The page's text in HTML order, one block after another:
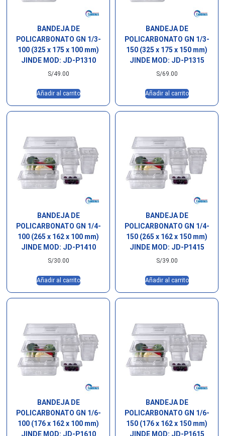
BANDEJA DE
POLICARBONATO GN 1/3-
100 (325 x 175 x 100 mm)
JINDE MOD: JD-P1310
S/49.00
Añadir al carrito
BANDEJA DE
POLICARBONATO GN 1/3-
150 (325 x 175 x 150 mm)
JINDE MOD: JD-P1315
S/69.00
Añadir al carrito
BANDEJA DE
POLICARBONATO GN 1/4-
100 (265 x 162 x 100 mm)
JINDE MOD: JD-P1410
S/30.00
Añadir al carrito
BANDEJA DE
POLICARBONATO GN 1/4-
150 (265 x 162 x 150 mm)
JINDE MOD: JD-P1415
S/39.00
Añadir al carrito
BANDEJA DE
POLICARBONATO GN 1/6-
100 (176 x 162 x 100 mm)
JINDE MOD: JD-P1610
BANDEJA DE
POLICARBONATO GN 1/6-
150 (176 x 162 x 150 mm)
JINDE MOD: JD-P1615